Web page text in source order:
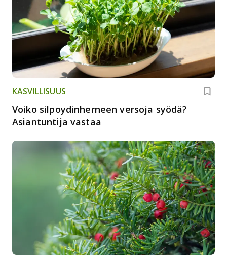
KASVILLISUUS
Voiko silpoydinherneen versoja syödä?
Asiantuntija vastaa